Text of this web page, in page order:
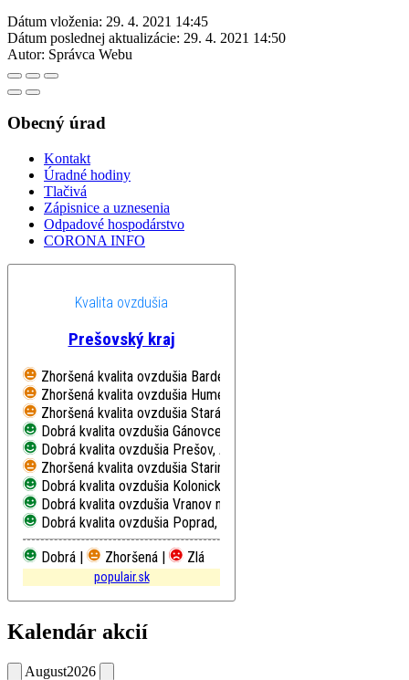
Dátum vloženia: 29. 4. 2021 14:45
Dátum poslednej aktualizácie: 29. 4. 2021 14:50
Autor: Správca Webu
Obecný úrad
Kontakt
Úradné hodiny
Tlačivá
Zápisnice a uznesenia
Odpadové hospodárstvo
CORONA INFO
Kvalita ovzdušia
Prešovský kraj
Zhoršená kvalita ovzdušia Bardejov, Pod Vinbargom
Zhoršená kvalita ovzdušia Humenné, Nám. Slobody
Zhoršená kvalita ovzdušia Stará Lesná, AÚ SAV, EMEP
Dobrá kvalita ovzdušia Gánovce, Meteo. st.
Dobrá kvalita ovzdušia Prešov, Arm. gen. L. Svobodu
Zhoršená kvalita ovzdušia Starina, Vodná nádrž, EMEP
Dobrá kvalita ovzdušia Kolonické sedlo, Hvezdáreň
Dobrá kvalita ovzdušia Vranov nad Topľou, M. R. Štefánika
Dobrá kvalita ovzdušia Poprad, Železničná
Dobrá |
Zhoršená | Zlá
populair.sk
Kalendár akcií
August2026